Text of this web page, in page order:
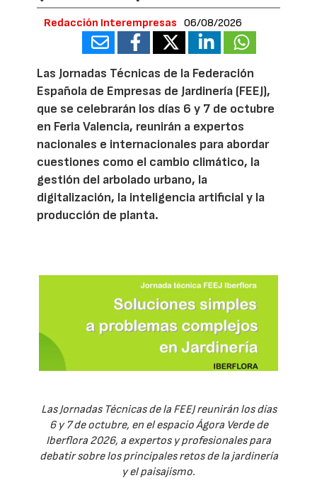
Redacción Interempresas 06/08/2026
Las Jornadas Técnicas de la Federación
Española de Empresas de Jardinería (FEEJ),
que se celebrarán los días 6 y 7 de octubre
en Feria Valencia, reunirán a expertos
nacionales e internacionales para abordar
cuestiones como el cambio climático, la
gestión del arbolado urbano, la
digitalización, la inteligencia artificial y la
producción de planta.
Las Jornadas Técnicas de la FEEJ reunirán los días
6 y 7 de octubre, en el espacio Ágora Verde de
Iberflora 2026, a expertos y profesionales para
debatir sobre los principales retos de la jardinería
y el paisajismo.